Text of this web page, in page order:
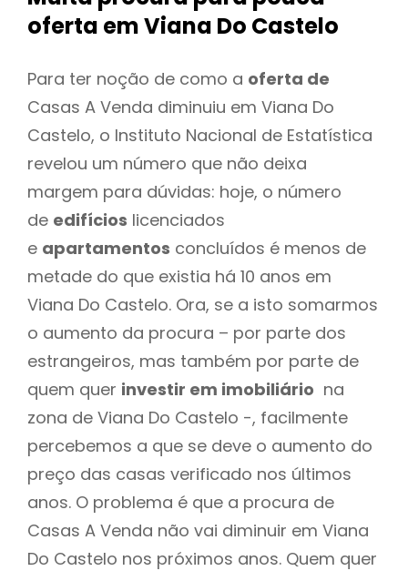
oferta em Viana Do Castelo
Para ter noção de como a oferta de
Casas A Venda diminuiu em Viana Do
Castelo, o Instituto Nacional de Estatística
revelou um número que não deixa
margem para dúvidas: hoje, o número
de edifícios licenciados
e apartamentos concluídos é menos de
metade do que existia há 10 anos em
Viana Do Castelo. Ora, se a isto somarmos
o aumento da procura – por parte dos
estrangeiros, mas também por parte de
quem quer investir em imobiliário na
zona de Viana Do Castelo -, facilmente
percebemos a que se deve o aumento do
preço das casas verificado nos últimos
anos. O problema é que a procura de
Casas A Venda não vai diminuir em Viana
Do Castelo nos próximos anos. Quem quer